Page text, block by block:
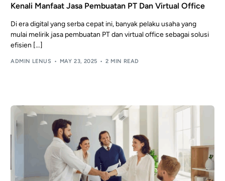
Kenali Manfaat Jasa Pembuatan PT Dan Virtual Office
Di era digital yang serba cepat ini, banyak pelaku usaha yang
mulai melirik jasa pembuatan PT dan virtual office sebagai solusi
efisien […]
ADMIN LENUS MAY 23, 2025 2 MIN READ